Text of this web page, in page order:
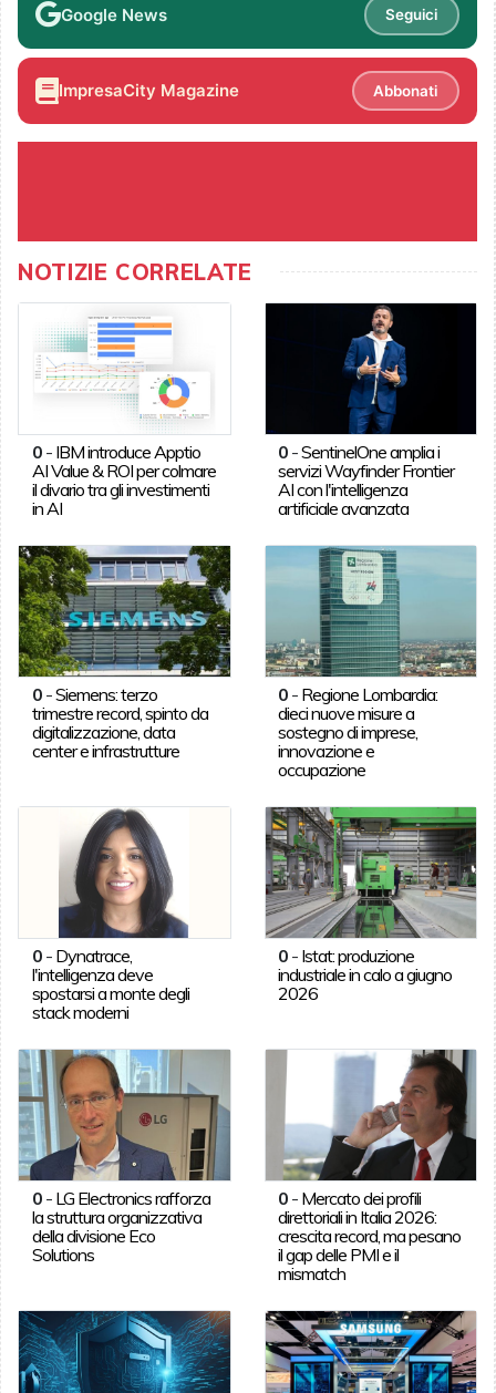
Google News Seguici
ImpresaCity Magazine Abbonati
NOTIZIE CORRELATE
0- IBM introduce Apptio
AI Value & ROI per colmare
il divario tra gli investimenti
in AI
0 -SentinelOne amplia i
servizi Wayfinder Frontier
AI con l'intelligenza
artificiale avanzata
0-Siemens: terzo
trimestre record, spinto da
digitalizzazione, data
center e infrastrutture
0 - Regione Lombardia:
dieci nuove misure a
sostegno di imprese,
innovazione e
occupazione
0- Dynatrace,
l'intelligenza deve
spostarsi a monte degli
stack moderni
0 - Istat: produzione
industriale in calo a giugno
2026
0- LG Electronics rafforza
la struttura organizzativa
della divisione Eco
Solutions
0 - Mercato dei profili
direttoriali in Italia 2026:
crescita record, ma pesano
il gap delle PMI e il
mismatch